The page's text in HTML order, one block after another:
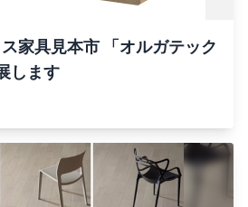
家具見本市 「オルガテック
します